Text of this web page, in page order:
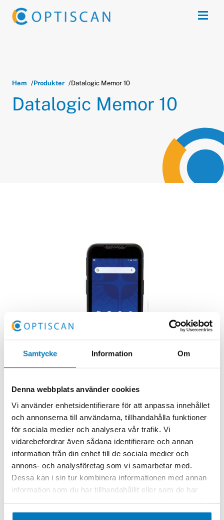
Samtycke Information Om
Denna webbplats använder cookies
Vi använder enhetsidentifierare för att anpassa innehållet
och annonserna till användarna, tillhandahålla funktioner
för sociala medier och analysera vår trafik. Vi
vidarebefordrar även sådana identifierare och annan
information från din enhet till de sociala medier och
annons- och analysföretag som vi samarbetar med.
Dessa kan i sin tur kombinera informationen med annan
information som du har tillhandahållit eller som de har
integritetspolicy.
Skip to main content
Hem Produkter Datalogic Memor 10
Datalogic Memor 10
Typ:Handdatorer
Kontakta oss
Tillverkare:Datalogic